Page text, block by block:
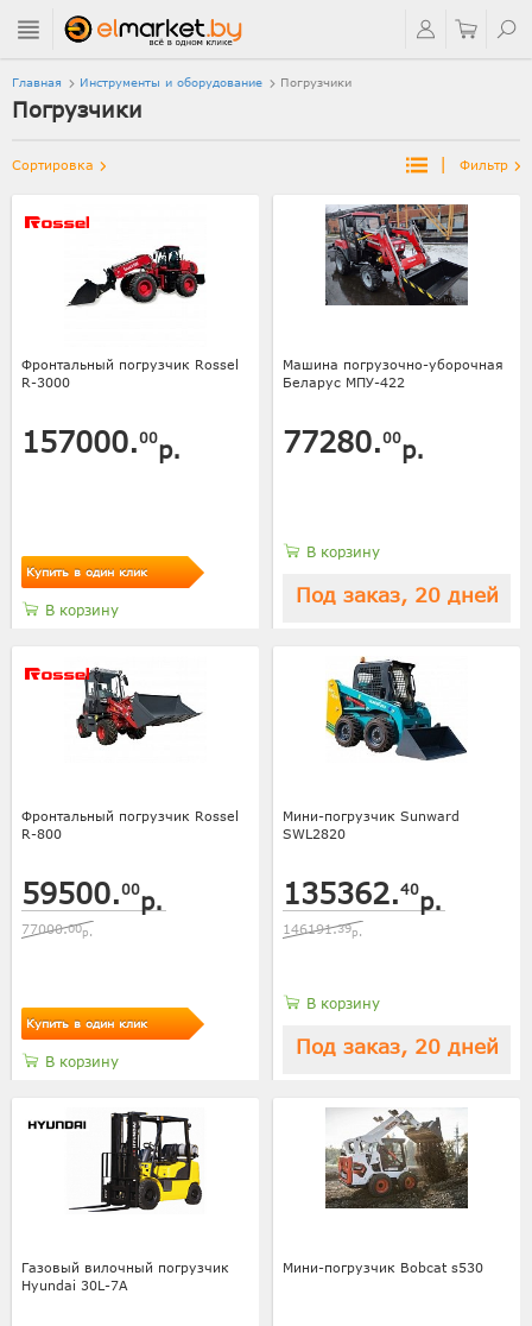
Главная Инструменты и оборудование Погрузчики
Погрузчики
Сортировка | Фильтр
Фронтальный погрузчик Rossel
R-3000
157000.00р.
Купить в один клик
В корзину
Машина погрузочно-уборочная
Беларус МПУ-422
77280.00р.
В корзину
Под заказ, 20 дней
Фронтальный погрузчик Rossel
R-800
59500.00р.
77000.00р.
Купить в один клик
В корзину
Мини-погрузчик Sunward
SWL2820
135362.40р.
146191.39р.
В корзину
Под заказ, 20 дней
Газовый вилочный погрузчик
Hyundai 30L-7A
Мини-погрузчик Bobcat s530